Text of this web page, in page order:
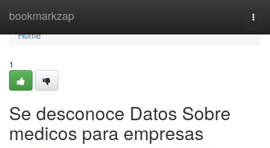
bookmarkzap
Home
Home
1
Se desconoce Datos Sobre
medicos para empresas